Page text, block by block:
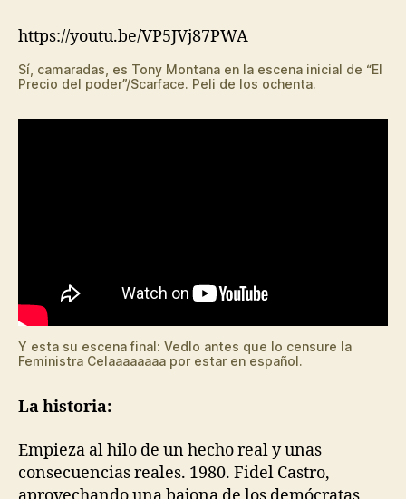
https://youtu.be/VP5JVj87PWA
Sí, camaradas, es Tony Montana en la escena inicial de “El
Precio del poder”/Scarface. Peli de los ochenta.
Y esta su escena final: Vedlo antes que lo censure la
Feministra Celaaaaaaaa por estar en español.
La historia:
Empieza al hilo de un hecho real y unas
consecuencias reales. 1980. Fidel Castro,